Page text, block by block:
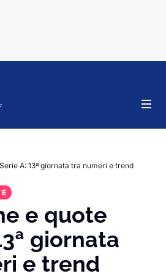
A: 13ª giornata tra numeri e trend
e quote
giornata
e trend